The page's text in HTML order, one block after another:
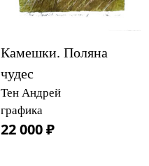
Камешки. Поляна
чудес
Тен Андрей
графика
22 000 ₽